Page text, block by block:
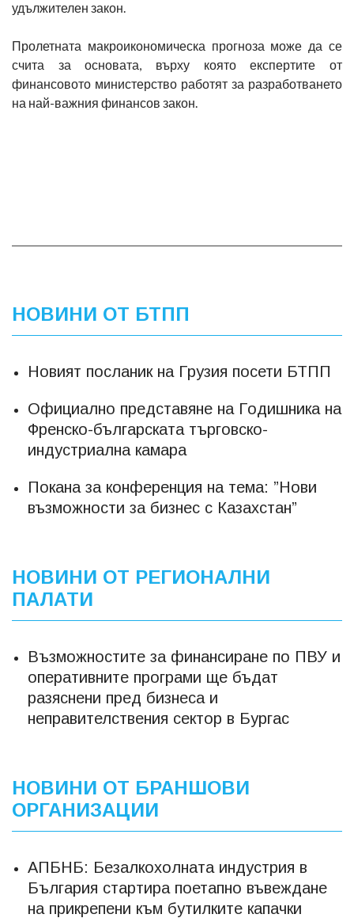
удължителен закон.
Пролетната макроикономическа прогноза може да се
счита за основата, върху която експертите от
финансовото министерство работят за разработването
на най-важния финансов закон.
НОВИНИ ОТ БТПП
Новият посланик на Грузия посети БТПП
Официално представяне на Годишника на
Френско-българската търговско-
индустриална камара
Покана за конференция на тема: ”Нови
възможности за бизнес с Казахстан”
НОВИНИ ОТ РЕГИОНАЛНИ
ПАЛАТИ
Възможностите за финансиране по ПВУ и
оперативните програми ще бъдат
разяснени пред бизнеса и
неправителствения сектор в Бургас
НОВИНИ ОТ БРАНШОВИ
ОРГАНИЗАЦИИ
АПБНБ: Безалкохолната индустрия в
България стартира поетапно въвеждане
на прикрепени към бутилките капачки